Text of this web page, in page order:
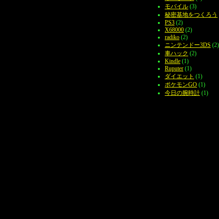
モバイル (3)
秘密基地をつくろう
PS3 (2)
X68000 (2)
radiko (2)
ニンテンドー3DS (2)
車ハック (2)
Kindle (1)
Ruputer (1)
ダイエット (1)
ポケモンGO (1)
今日の腕時計 (1)